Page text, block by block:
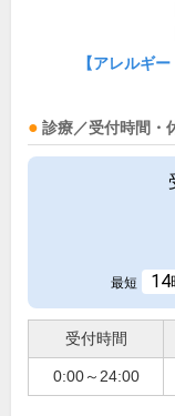
【アレルギ
診療／受付時間・
最短 14
受付時間
0:00～24:00